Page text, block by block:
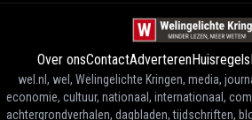
Over onsContactAdverterenHuisregels
wel.nl, wel, Welingelichte Kringen, media,
economie, cultuur, nationaal, internationaal,
achtergrondverhalen, dagbladen, tijdschriften,